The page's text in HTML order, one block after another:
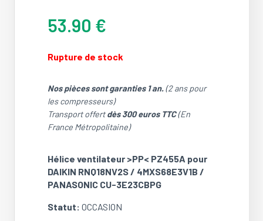
53.90 €
Rupture de stock
Nos pièces sont garanties 1 an.(2 ans pour
les compresseurs)
Transport offertdès 300 euros TTC(En
France Métropolitaine)
Hélice ventilateur >PP< PZ455A pour
DAIKIN RNQ18NV2S / 4MXS68E3V1B /
PANASONIC CU-3E23CBPG
Statut: OCCASION